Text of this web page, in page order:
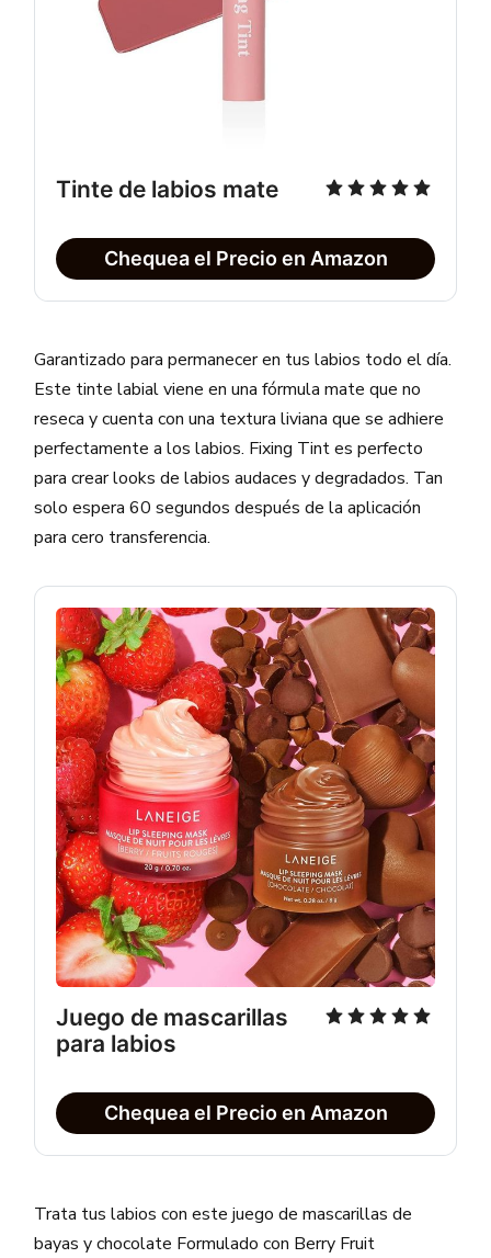
Tinte de labios mate
Chequea el Precio en Amazon
Garantizado para permanecer en tus labios todo el día.
Este tinte labial viene en una fórmula mate que no
reseca y cuenta con una textura liviana que se adhiere
perfectamente a los labios. Fixing Tint es perfecto
para crear looks de labios audaces y degradados. Tan
solo espera 60 segundos después de la aplicación
para cero transferencia.
Juego de mascarillas
para labios
Chequea el Precio en Amazon
Trata tus labios con este juego de mascarillas de
bayas y chocolate Formulado con Berry Fruit